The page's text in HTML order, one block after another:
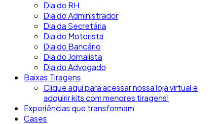
Dia do RH
Dia do Administrador
Dia da Secretária
Dia do Motorista
Dia do Bancário
Dia do Jornalista
Dia do Advogado
Baixas Tiragens
Clique aqui para acessar nossa loja virtual e
adquirir kits com menores tiragens!
Experiências que transformam
Cases